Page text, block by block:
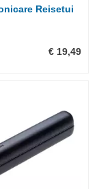
Reisetui
€ 19,49